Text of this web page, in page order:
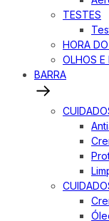
TESTES
HORA
OLHOS E
BARRA